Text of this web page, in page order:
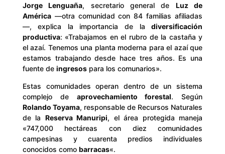
Jorge Lenguaña, secretario general de Luz de
América—otra comunidad con 84 familias afiliadas
—, explica la importancia de ladiversificación
productiva: «Trabajamos en el rubro de la castaña y
el azaí. Tenemos una planta moderna para el azaí que
estamos trabajando desde hace tres años. Es una
fuente de ingresospara los comunarios».
Estas comunidades operan dentro de un sistema
complejo de aprovechamiento forestal. Según
Rolando Toyama, responsable de Recursos Naturales
de la Reserva Manuripi, el área protegida maneja
«747,000 hectáreas con diez comunidades
campesinas y cuarenta predios individuales
conocidos como barracas«.